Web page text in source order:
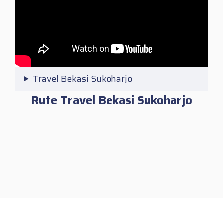
Travel Bekasi Sukoharjo
Rute Travel Bekasi Sukoharjo